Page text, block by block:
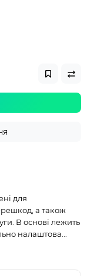
для
а також
В основі лежить
налаштова...